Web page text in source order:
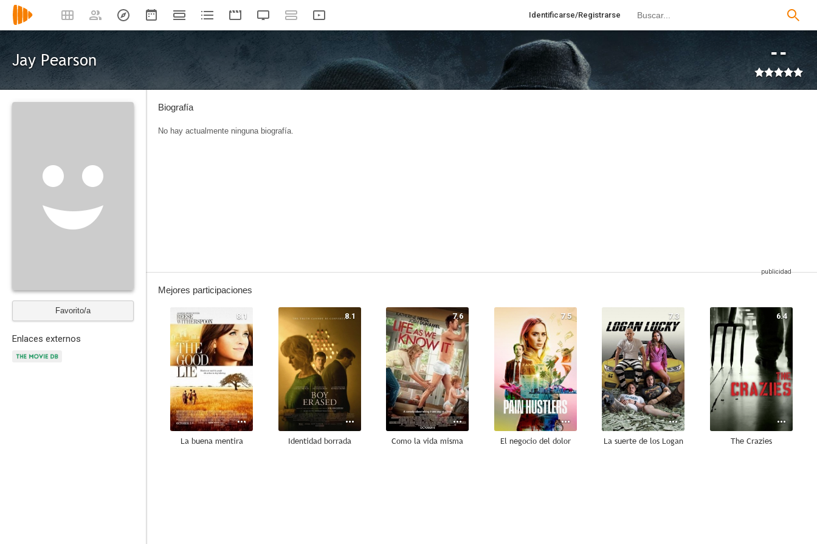
Identificarse/Registrarse
Jay Pearson --
Favorito/a
Enlaces externos
Biografía
No hay actualmente ninguna biografía.
Mejores participaciones
8.1
La buena mentira
8.1
Identidad borrada
7.6
Como la vida misma
7.5
El negocio del dolor
7.3
La suerte de los Logan
6.4
The Crazies